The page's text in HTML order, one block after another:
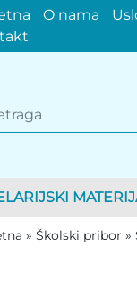
O nama
» Školski pribor »